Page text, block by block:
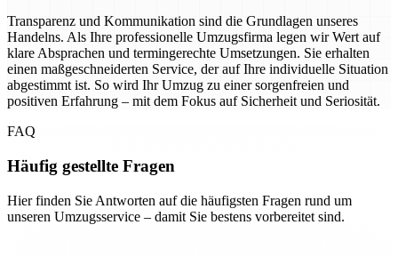
Transparenz und Kommunikation sind die Grundlagen unseres
Handelns. Als Ihre professionelle Umzugsfirma legen wir Wert auf
klare Absprachen und termingerechte Umsetzungen. Sie erhalten
einen maßgeschneiderten Service, der auf Ihre individuelle Situation
abgestimmt ist. So wird Ihr Umzug zu einer sorgenfreien und
positiven Erfahrung – mit dem Fokus auf Sicherheit und Seriosität.
FAQ
Häufig gestellte Fragen
Hier finden Sie Antworten auf die häufigsten Fragen rund um
unseren Umzugsservice – damit Sie bestens vorbereitet sind.